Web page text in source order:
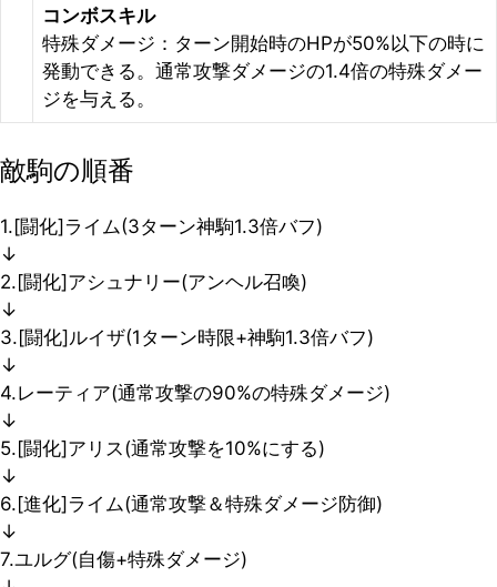
コンボスキル
特殊ダメージ：ターン開始時のHPが50%以下の時に
発動できる。通常攻撃ダメージの1.4倍の特殊ダメー
ジを与える。
敵駒の順番
1.[闘化]ライム(3ターン神駒1.3倍バフ)
↓
2.[闘化]アシュナリー(アンヘル召喚)
↓
3.[闘化]ルイザ(1ターン時限+神駒1.3倍バフ)
↓
4.レーティア(通常攻撃の90%の特殊ダメージ)
↓
5.[闘化]アリス(通常攻撃を10%にする)
↓
6.[進化]ライム(通常攻撃＆特殊ダメージ防御)
↓
7.ユルグ(自傷+特殊ダメージ)